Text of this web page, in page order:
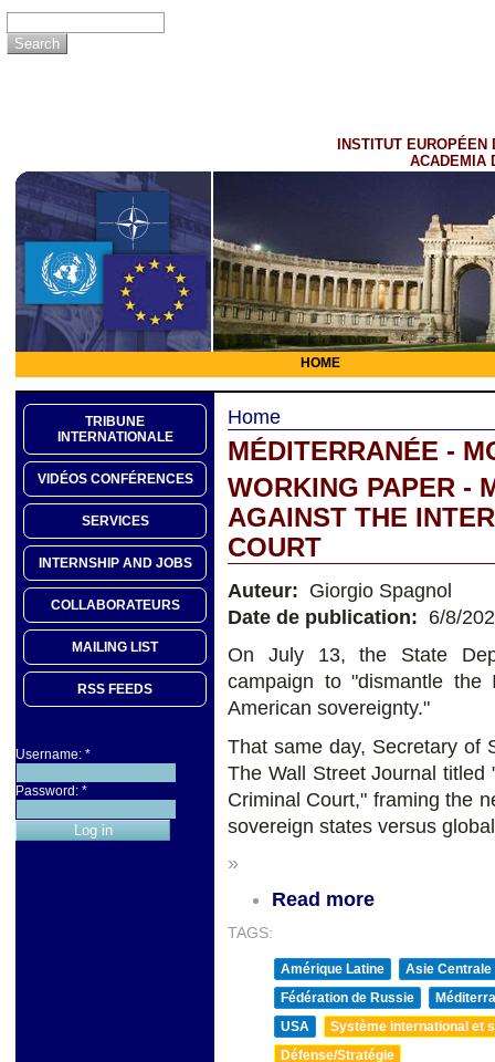
INSTITUT EUROPÉEN
ACADEMIA
HOME
TRIBUNE
INTERNATIONALE
VIDÉOS CONFÉRENCES
SERVICES
INTERNSHIP AND JOBS
COLLABORATEURS
MAILING LIST
RSS FEEDS
Username: *
Password: *
Home
MÉDITERRANÉE -
WORKING PAPER -
AGAINST THE
COURT
Auteur: Giorgio Spagnol
Date de publication: 6/8/
On July 13, the State
campaign to "dismantle the
American sovereignty."
That same day, Secretary of
The Wall Street Journal titled
Criminal Court," framing the
sovereign states versus
»
Read more
TAGS:
Amérique Latine
Asie Centrale
Fédération de Russie
USA
Système international et
Défense/Stratégie